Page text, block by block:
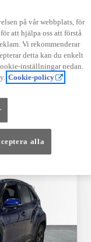
på vår webbplats, för
att hjälpa oss att förstå
Vi rekommenderar
detta kan du enkelt
inställningar nedan.
Cookie-policy
alla